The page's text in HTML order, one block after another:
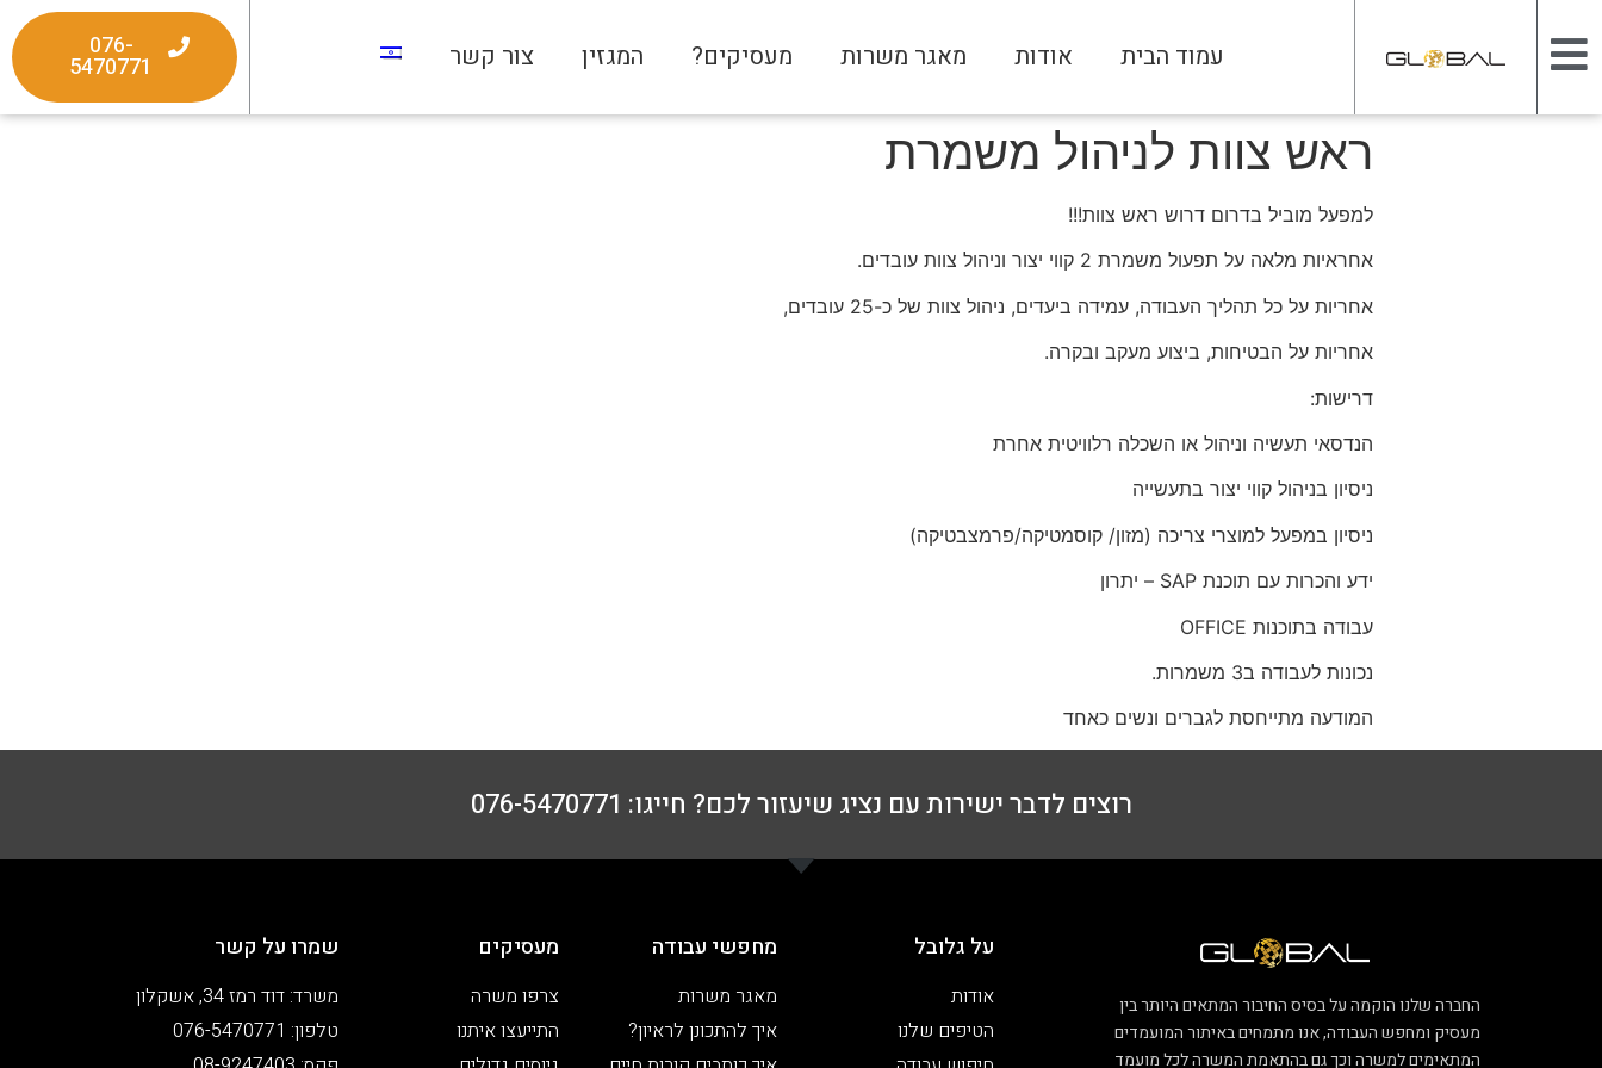
עמוד הבית אודות מאגר משרות מעסיקים? המגזין צור קשר 076-
5470771
ראש צוות לניהול משמרת
למפעל מוביל בדרום דרוש ראש צוות!!!
אחראיות מלאה על תפעול משמרת 2 קווי יצור וניהול צוות עובדים.
אחריות על כל תהליך העבודה, עמידה ביעדים, ניהול צוות של כ-25 עובדים,
אחריות על הבטיחות, ביצוע מעקב ובקרה.
דרישות:
הנדסאי תעשיה וניהול או השכלה רלוויטית אחרת
ניסיון בניהול קווי יצור בתעשייה
ניסיון במפעל למוצרי צריכה (מזון/ קוסמטיקה/פרמצבטיקה)
ידע והכרות עם תוכנת SAP – יתרון
עבודה בתוכנות OFFICE
נכונות לעבודה ב3 משמרות.
המודעה מתייחסת לגברים ונשים כאחד
רוצים לדבר ישירות עם נציג שיעזור לכם? חייגו: 076-5470771
החברה שלנו הוקמה על בסיס החיבור המתאים היותר בין
מעסיק ומחפש העבודה, אנו מתמחים באיתור המועמדים
המתאימים למשרה וכך גם בהתאמת המשרה לכל מועמד
על גלובל
אודות
הטיפים שלנו
מחפשי עבודה
מאגר משרות
איך להתכונן לראיון?
מעסיקים
צרפו משרה
התייעצו איתנו
שמרו על קשר
משרד: דוד רמז 34, אשקלון
טלפון: 076-5470771